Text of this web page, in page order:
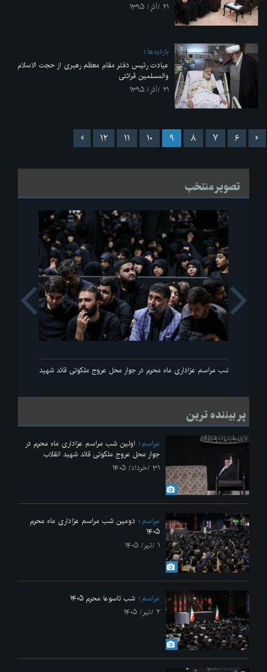
۲۱ /آذر/ ۱۳۹۵
بازديدها
عیادت رئیس دفتر مقام معظم رهبری از حجت الاسلام
والمسلمین قرائتی
۲۱ /آذر/ ۱۳۹۵
۶ ۷ ۸ ۹ ۱۰ ۱۱ ۱۲
تصویر منتخب
اولین شب مراسم عزاداری ماه محرم در جوار محل عروج ملکوتی قائد شهید انقلاب
Next
پر بیننده ترین
مراسم
اولین شب مراسم عزاداری ماه محرم در
جوار محل عروج ملکوتی قائد شهید انقلاب
۳۱ /خرداد/ ۱۴۰۵
مراسم
دومین شب مراسم عزاداری ماه محرم
۱۴۰۵
۱ /تیر/ ۱۴۰۵
مراسم
شب تاسوعا محرم ۱۴۰۵
۲ /تیر/ ۱۴۰۵